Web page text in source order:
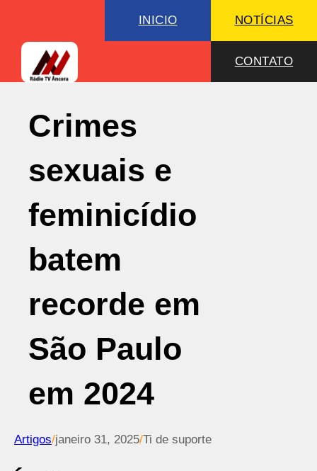
INICIO NOTÍCIAS
CONTATO
Crimes
sexuais e
feminicídio
batem
recorde em
São Paulo
em 2024
Artigos/janeiro 31, 2025/Ti de suporte